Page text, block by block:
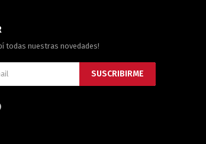
todas nuestras novedades!
SUSCRIBIRME